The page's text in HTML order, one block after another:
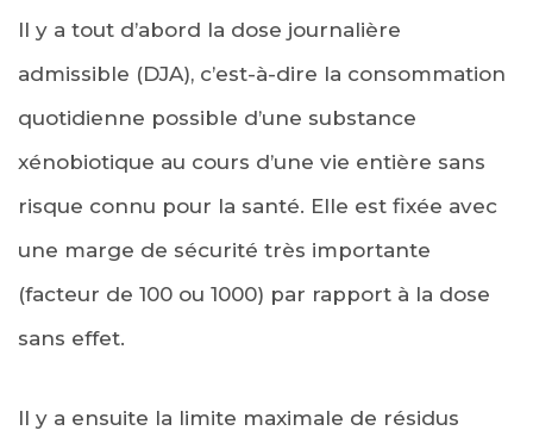
Il y a tout d’abord la dose journalière
admissible (DJA), c’est-à-dire la consommation
quotidienne possible d’une substance
xénobiotique au cours d’une vie entière sans
risque connu pour la santé. Elle est fixée avec
une marge de sécurité très importante
(facteur de 100 ou 1000) par rapport à la dose
sans effet.
Il y a ensuite la limite maximale de résidus